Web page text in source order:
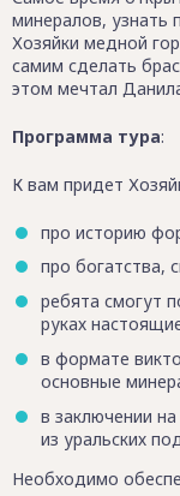
минералов, узнать
Хозяйки медной
самим сделать
этом мечтал
Программа тура:
К вам придет
про историю
про богатства,
ребята смогут
руках
в формате
основные
в заключении
из уральских
Необходимо